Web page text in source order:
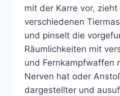
mit der Karre vor, zieht
verschiedenen
und pinselt die
Räumlichkeiten mit
und Fernkampfwaffen
Nerven hat oder
dargestellter und